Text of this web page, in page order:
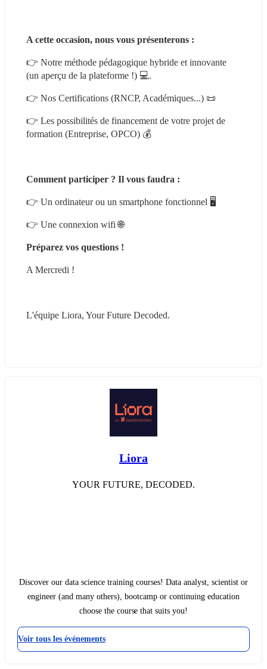
A cette occasion, nous vous présenterons :
👉️ Notre méthode pédagogique hybride et innovante
(un aperçu de la plateforme !) 💻.
👉️ Nos Certifications (RNCP, Académiques...) 📜
👉️ Les possibilités de financement de votre projet de
formation (Entreprise, OPCO) 💰
Comment participer ? Il vous faudra :
👉️ Un ordinateur ou un smartphone fonctionnel 🖥️
👉️ Une connexion wifi 🌐
Préparez vos questions !
A Mercredi !
L'équipe Liora, Your Future Decoded.
Liora
YOUR FUTURE, DECODED.
Discover our data science training courses! Data analyst, scientist or
engineer (and many others), bootcamp or continuing education
choose the course that suits you!
Voir tous les événements